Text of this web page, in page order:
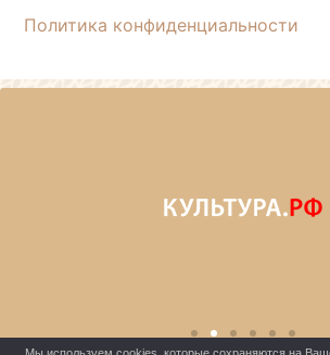
Политика конфиденциальности